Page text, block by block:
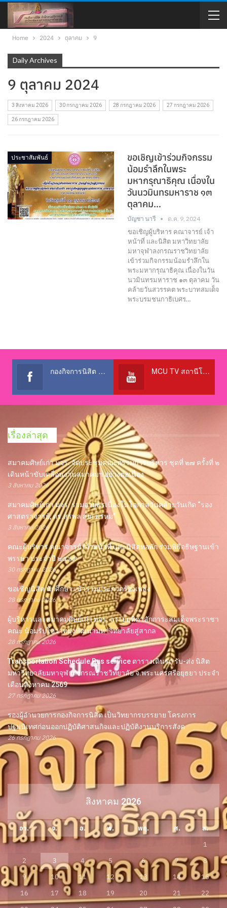
Home 2024 ตุลาคม 9
Daily Archives
9 ตุลาคม 2024
3 สิงหาคม 2026 30 กรกฎาคม 2026 28 กรกฎาคม 2026 27 กรกฎาคม 2026
26 กรกฎาคม 2026
ประชาสัมพันธ์
ขอเชิญเข้าร่วมกิจกรรม
น้อมรำลึกในพระ
มหากรุณาธิคุณ เนื่องใน
วันนวมินทรมหาราช ๑๓
ตุลาคม…
บัญชา นารี ต.ค. 9, 2024
ขอเชิญผู้บริหาร คณาจารย์ เจ้า
หน้าที่ และนิสิต มหาวิทยาลัย
มหาจุฬาลงกรณราชวิทยาลัย
เข้าร่วมกิจกรรมน้อมรำลึกใน
พระมหากรุณาธิคุณ เนื่องในวัน
นวมินทรมหาราช ๑๓ ตุลาคม วัน
คล้ายวันสวรรคต พระบาทสมเด็จ
พระบรมชนกาธิเบศร…
กองกิจการนิสิต สำนักงานอธิการบดี MCU TV สถานีโทรทัศน์เพื่อการศึกษา @OfficialTBCChannel
เรื่องล่าสุด
สมาคมศิษย์เก่า มจร. จัดประชุมคณะกรรมการบริหาร ชุดที่ ๒๗ ครั้งที่ ๒
เดินหน้าขับเคลื่อนงานสมาคมฯ อย่างต่อเนื่อง
3 สิงหาคม 2026
สมาคมศิษย์เก่า มจร. ร่วมอวยพรเนื่องในโอกาสวันคล้ายวันเกิด “รอง
ศาสตราจารย์, ดร.สุรพล สุยะพรหม”
3 สิงหาคม 2026
คณะผู้บริหาร คณาจารย์ เจ้าหน้าที่ และนิสิตหอพัก ร่วมพิธีอธิษฐานเข้า
พรรษา ประจำปี ๒๕๖๙
30 กรกฎาคม 2026
ขอเชิญนิสิต นักศึกษา เข้าร่วมประกวดร้องเพลง
28 กรกฎาคม 2026
ผู้บริหารและสมาคมศิษย์เก่า มจร. ถวายมุทิตาสักการะสมเด็จพระราชา
คณะ น้อมรับโอวาทมุ่งพัฒนามหาวิทยาลัยสู่สากล
28 กรกฎาคม 2026
Transportation Schedule Bus service ตารางเดินรถ รับ-ส่ง นิสิต
มหาวิทยาลัยมหาจุฬาลงกรณราชวิทยาลัย จ.พระนครศรีอยุธยา ประจำ
เดือนสิงหาคม 2569
27 กรกฎาคม 2026
รองผู้อำนวยการกองกิจการนิสิต เป็นวิทยากรบรรยาย โครงการ
ปฐมนิเทศก่อนออกปฏิบัติศาสนกิจและปฏิบัติงานบริการสังค
26 กรกฎาคม 2026
สิงหาคม 2026
อา. จ. อ. พ. พฤ. ศ.
ส.
1
2
3 4 5 6 7
8
9
10 11 12 13 14
15
16
17 18 19 20 21
22